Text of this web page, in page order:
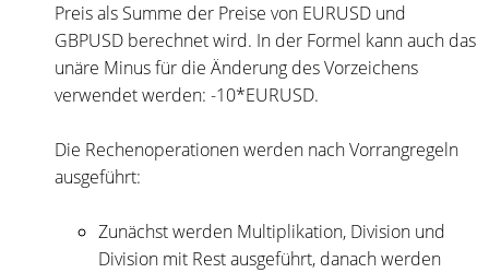
Preis als Summe der Preise von EURUSD und
GBPUSD berechnet wird. In der Formel kann auch das
unäre Minus für die Änderung des Vorzeichens
verwendet werden: -10*EURUSD.
Die Rechenoperationen werden nach Vorrangregeln
ausgeführt:
Zunächst werden Multiplikation, Division und
Division mit Rest ausgeführt, danach werden